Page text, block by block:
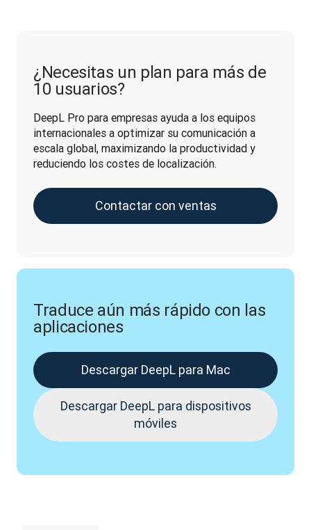
¿Necesitas un plan para más de
10 usuarios?
DeepL Pro para empresas ayuda a los equipos
internacionales a optimizar su comunicación a
escala global, maximizando la productividad y
reduciendo los costes de localización.
Contactar con ventas
Traduce aún más rápido con las
aplicaciones
Descargar DeepL para Mac
Descargar DeepL para dispositivos
móviles